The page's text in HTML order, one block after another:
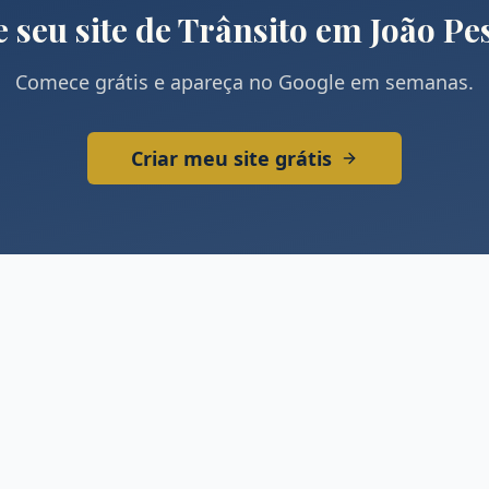
seu site deTrânsito emJoão
Comece grátis e apareça no Google em semanas.
Criar meu site grátis